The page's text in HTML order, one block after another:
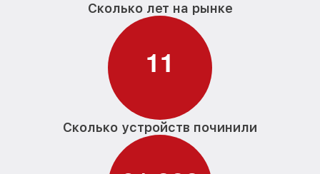
Сколько лет на рынке
11
Сколько устройств починили